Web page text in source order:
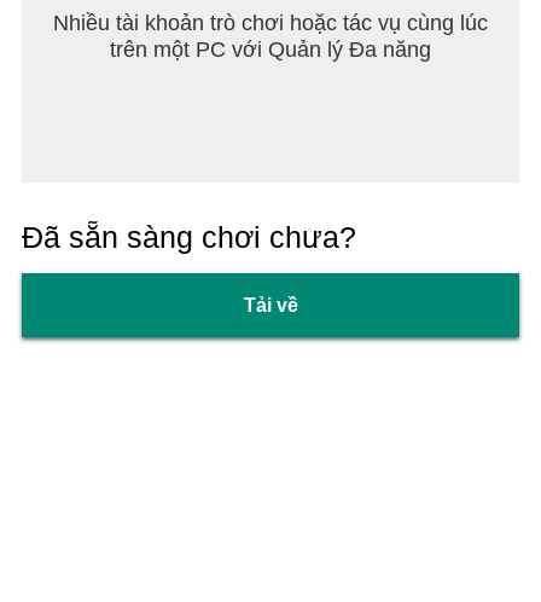
Nhiều tài khoản trò chơi hoặc tác vụ cùng lúc
trên một PC với Quản lý Đa năng
Đã sẵn sàng chơi chưa?
Tải về